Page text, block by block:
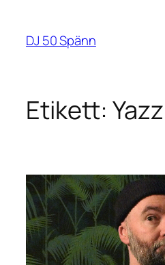
innehåll
DJ 50 Spänn
Etikett:Yazz